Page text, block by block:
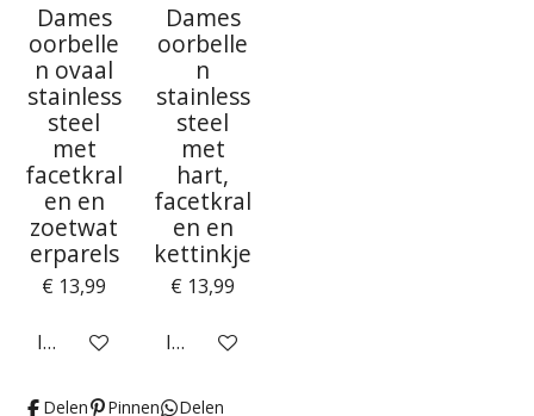
Dames
oorbelle
n ovaal
stainless
steel
met
facetkral
en en
zoetwat
erparels
€ 13,99
In winkelwagen
Dames
oorbelle
n
stainless
steel
met
hart,
facetkral
en en
kettinkje
€ 13,99
In winkelwagen
Delen Pinnen Delen